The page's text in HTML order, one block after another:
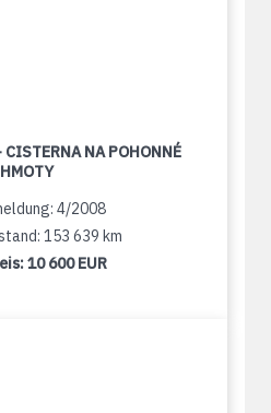
NA POHONNÉ
HMOTY
4/2008
153 639 km
10 600 EUR